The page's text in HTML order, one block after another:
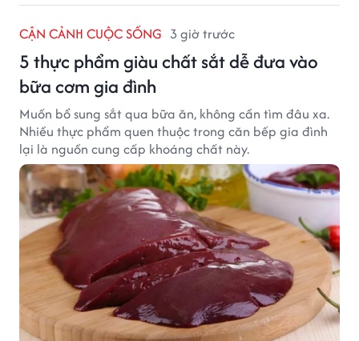
CẬN CẢNH CUỘC SỐNG 3 giờ trước
5 thực phẩm giàu chất sắt dễ đưa vào
bữa cơm gia đình
Muốn bổ sung sắt qua bữa ăn, không cần tìm đâu xa.
Nhiều thực phẩm quen thuộc trong căn bếp gia đình
lại là nguồn cung cấp khoáng chất này.